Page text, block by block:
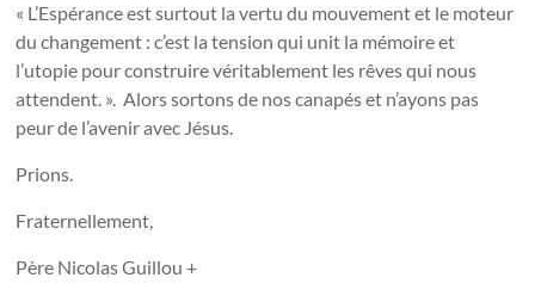
« L’Espérance est surtout la vertu du mouvement et le moteur
du changement : c’est la tension qui unit la mémoire et
l’utopie pour construire véritablement les rêves qui nous
attendent. ». Alors sortons de nos canapés et n’ayons pas
peur de l’avenir avec Jésus.
Prions.
Fraternellement,
Père Nicolas Guillou +